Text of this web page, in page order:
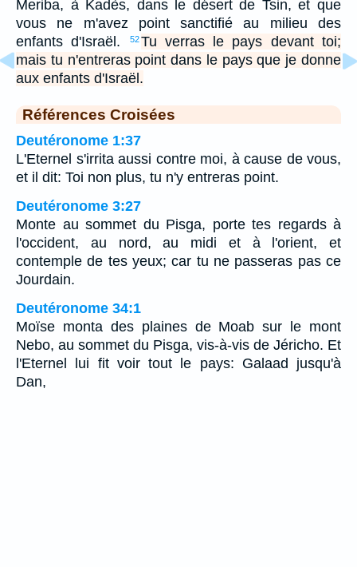
Meriba, à Kadès, dans le désert de Tsin, et que
vous ne m'avez point sanctifié au milieu des
enfants d'Israël.
52 Tu verras le pays devant toi;
mais tu n'entreras point dans le pays que je donne
aux enfants d'Israël.
Références Croisées
Deutéronome 1:37
L'Eternel s'irrita aussi contre moi, à cause de vous,
et il dit: Toi non plus, tu n'y entreras point.
Deutéronome 3:27
Monte au sommet du Pisga, porte tes regards à
l'occident, au nord, au midi et à l'orient, et
contemple de tes yeux; car tu ne passeras pas ce
Jourdain.
Deutéronome 34:1
Moïse monta des plaines de Moab sur le mont
Nebo, au sommet du Pisga, vis-à-vis de Jéricho. Et
l'Eternel lui fit voir tout le pays: Galaad jusqu'à
Dan,